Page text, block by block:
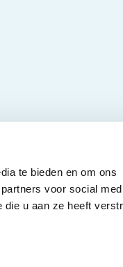
te bieden en om ons
voor social
u aan ze heeft